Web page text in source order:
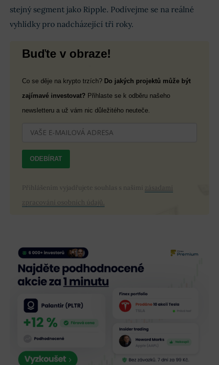
stejný segment jako Ripple. Podívejme se na reálné
vyhlídky pro nadcházející tři roky.
Buďte v obraze!
Co se děje na krypto trzích? Do jakých projektů může být
zajímavé investovat? Přihlaste se k odběru našeho
newsletteru a už vám nic důležitého neuteče.
ODEBÍRAT
Přihlášením vyjadřujete souhlas s našimi zásadami
zpracování osobních údajů.